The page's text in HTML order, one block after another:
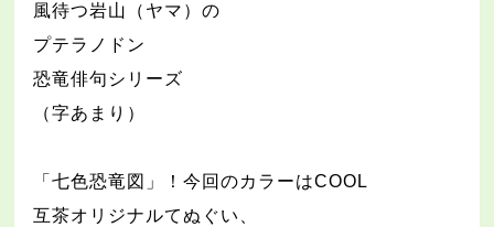
風待つ岩山（ヤマ）の
プテラノドン
恐竜俳句シリーズ
（字あまり）
「七色恐竜図」！今回のカラーはCOOL
互茶オリジナルてぬぐい、